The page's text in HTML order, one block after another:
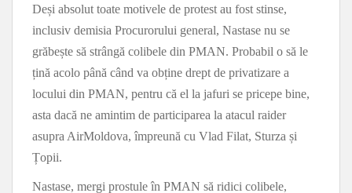
Deși absolut toate motivele de protest au fost stinse,
inclusiv demisia Procurorului general, Nastase nu se
grăbește să strângă colibele din PMAN. Probabil o să le
țină acolo până când va obține drept de privatizare a
locului din PMAN, pentru că el la jafuri se pricepe bine,
asta dacă ne amintim de participarea la atacul raider
asupra AirMoldova, împreună cu Vlad Filat, Sturza și
Țopii.
Nastase, mergi prostule în PMAN să ridici colibele,